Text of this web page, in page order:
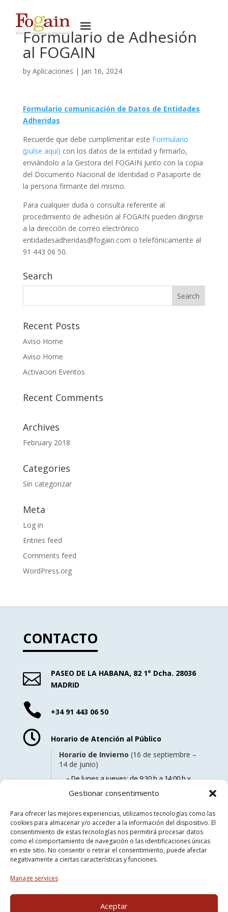
Gestionar consentimiento
Para ofrecer las mejores experiencias, utilizamos tecnologías como las
cookies para almacenar y/o acceder a la información del dispositivo. El
consentimiento de estas tecnologías nos permitirá procesar datos
como el comportamiento de navegación o las identificaciones únicas
en este sitio. No consentir o retirar el consentimiento, puede afectar
negativamente a ciertas características y funciones.
Manage services
Aceptar
Formulario de Adhesión
al FOGAIN
by Aplicaciones | Jan 16, 2024
Formulario comunicación de Datos de Entidades
Adheridas
Recuerde que debe cumplimentar este Formulario
(pulse aquí) con los datos de la entidad y firmarlo,
enviándolo a la Gestora del FOGAIN junto con la copia
del Documento Nacional de Identidad o Pasaporte de
la persona firmante del mismo.
Para cualquier duda o consulta referente al
procedimiento de adhesión al FOGAIN pueden dirigirse
a la dirección de correo electrónico
entidadesadheridas@fogain.com o telefónicamente al
91 443 06 50.
Search
Recent Posts
Aviso Home
Aviso Home
Activacion Eventos
Recent Comments
Archives
February 2018
Categories
Sin categorizar
Meta
Log in
Entries feed
Comments feed
WordPress.org
CONTACTO



PASEO DE LA HABANA, 82 1° Dcha. 28036
MADRID
+34 91 443 06 50
Horario de Atención al Público
Horario de Invierno(16 de septiembre –
14 de junio)
– De lunes a jueves: de 9:30 h a 14:00 h y
de 15:30 h a 18:00 h.
Horario de Verano(15 de junio – 15 de
septiembre)
– De lunes a viernes: de 9:00 h a 14:00 h.